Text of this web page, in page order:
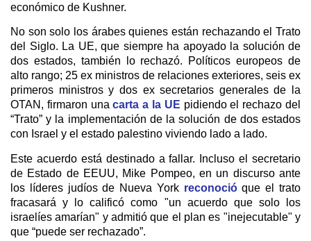
económico de Kushner.
No son solo los árabes quienes están rechazando el Trato
del Siglo. La UE, que siempre ha apoyado la solución de
dos estados, también lo rechazó. Políticos europeos de
alto rango; 25 ex ministros de relaciones exteriores, seis ex
primeros ministros y dos ex secretarios generales de la
OTAN, firmaron unacarta a la UE pidiendo el rechazo del
“Trato” y la implementación de la solución de dos estados
con Israel y el estado palestino viviendo lado a lado.
Este acuerdo está destinado a fallar. Incluso el secretario
de Estado de EEUU, Mike Pompeo, en un discurso ante
los líderes judíos de Nueva York reconocióque el trato
fracasará y lo calificó como "un acuerdo que solo los
israelíes amarían" y admitió que el plan es "inejecutable" y
que “puede ser rechazado”.